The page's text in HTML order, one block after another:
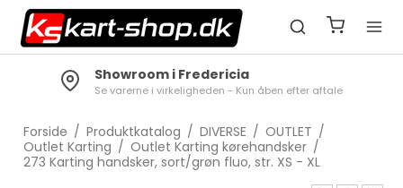
Showroom i Fredericia
Se varerne i virkeligheden - Kun åben efter aftale
Forside / Produktkatalog / DIVERSE / OUTLET /
Outlet Karting / Outlet Karting kørehandsker /
273 Karting handsker, sort/grøn fluo, str. XS - XL